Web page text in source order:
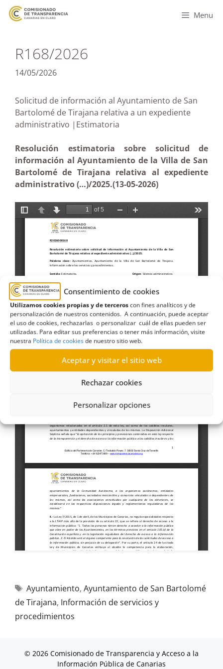
Consentimiento de cookies
Utilizamos cookies propias y de terceroscon fines analíticos y de
personalización de nuestros contenidos. A continuación, puede aceptar
el uso de cookies, rechazarlas o personalizar cuál de ellas pueden ser
utilizadas. Para editar sus preferencias o tener más información, visite
nuestra Política de cookiesde nuestro sitio web.
Aceptar y visitar el sitio web
Rechazar cookies
Personalizar opciones
Menu
R168/2026
14/05/2026
Solicitud de información al Ayuntamiento de San
Bartolomé de Tirajana relativa a un expediente
administrativo |Estimatoria
Resolución estimatoria sobre solicitud de
información al Ayuntamiento de la Villa de San
Bartolomé de Tirajana relativa al expediente
administrativo (…)/2025.(13-05-2026)
Ayuntamiento, Ayuntamiento de San Bartolomé
de Tirajana, Información de servicios y
procedimientos
© 2026 Comisionado de Transparencia y Acceso a la
Información Pública de Canarias